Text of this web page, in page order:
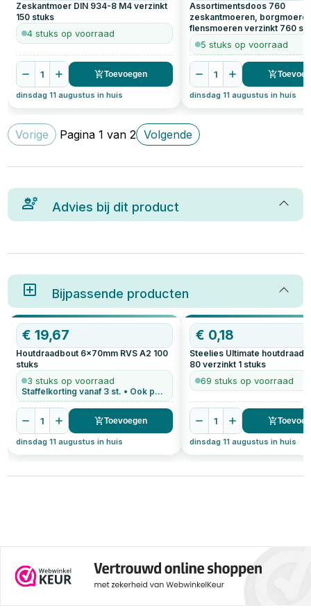
Zeskantmoer DIN 934-8 M4 verzinkt
150 stuks
4 stuks op voorraad
1 Toevoegen
dinsdag 11 augustus in huis
Assortimentsdoos 760
zeskantmoeren,
flensmoeren verzinkt 760
5 stuks op voorraad
1
dinsdag 11 augustus in huis
Vorige Pagina1 van2 Volgende
Advies bij dit product
Bijpassende producten
€19,67
Houtdraadbout 6x70mm RVS A2 100
stuks
3 stuks op voorraad
Staffelkorting vanaf 3 st. • Ook per stuk te bestellen
1 Toevoegen
dinsdag 11 augustus in huis
€ 0,18
Steelies Ultimate
80 verzinkt 1 stuks
69 stuks op voorraad
1
dinsdag 11 augustus in huis